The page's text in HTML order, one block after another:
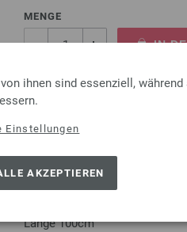
ihnen sind essenziell, während
Einstellungen
AKZEPTIEREN
MENGE
IN
Rundstricknadel Design-
Rundstricknadel Design-Holz
Länge 100cm